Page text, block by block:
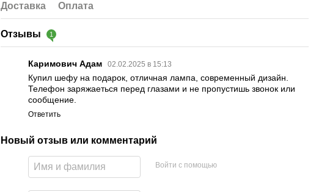
Доставка Оплата
Отзывы 1
Каримович Адам 02.02.2025 в 15:13
Купил шефу на подарок, отличная лампа, современный дизайн.
Телефон заряжаеться перед глазами и не пропустишь звонок или
сообщение.
Ответить
Новый отзыв или комментарий
Войти с помощью